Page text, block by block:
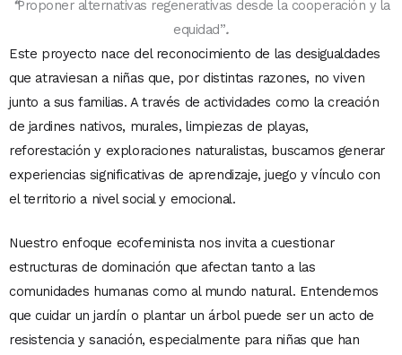
“Proponer alternativas regenerativas desde la cooperación y la
equidad”.
Este proyecto nace del reconocimiento de las desigualdades
que atraviesan a niñas que, por distintas razones, no viven
junto a sus familias. A través de actividades como la creación
de jardines nativos, murales, limpiezas de playas,
reforestación y exploraciones naturalistas, buscamos generar
experiencias significativas de aprendizaje, juego y vínculo con
el territorio a nivel social y emocional.
Nuestro enfoque ecofeminista nos invita a cuestionar
estructuras de dominación que afectan tanto a las
comunidades humanas como al mundo natural. Entendemos
que cuidar un jardín o plantar un árbol puede ser un acto de
resistencia y sanación, especialmente para niñas que han